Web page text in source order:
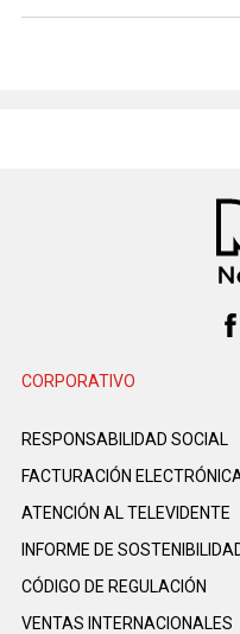
CORPORATIVO
RESPONSABILIDAD SOCIAL
FACTURACIÓN
ATENCIÓN AL TELEVIDENTE
INFORME DE
CÓDIGO DE REGULACIÓN
VENTAS INTERNACIONALES